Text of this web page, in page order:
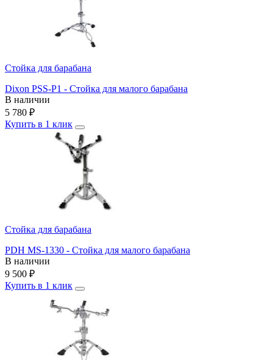
Стойка для барабана
Dixon PSS-P1 - Стойка для малого барабана
В наличии
5 780 ₽
Купить в 1 клик
Стойка для барабана
PDH MS-1330 - Стойка для малого барабана
В наличии
9 500 ₽
Купить в 1 клик